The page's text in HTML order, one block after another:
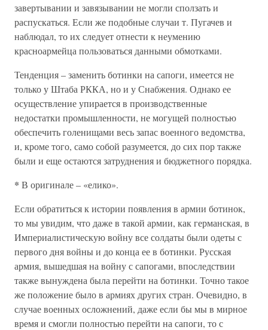
завертывании и завязывании не могли сползать и
распускаться. Если же подобные случаи т. Пугачев и
наблюдал, то их следует отнести к неумению
красноармейца пользоваться данными обмотками.
Тенденция – заменить ботинки на сапоги, имеется не
только у Штаба РККА, но и у Снабжения. Однако ее
осуществление упирается в производственные
недостатки промышленности, не могущей полностью
обеспечить голенищами весь запас военного ведомства,
и, кроме того, само собой разумеется, до сих пор также
были и еще остаются затруднения и бюджетного порядка.
* В оригинале – «елико».
Если обратиться к истории появления в армии ботинок,
то мы увидим, что даже в такой армии, как германская, в
Империалистическую войну все солдаты были одеты с
первого дня войны и до конца ее в ботинки. Русская
армия, вышедшая на войну с сапогами, впоследствии
также вынуждена была перейти на ботинки. Точно такое
же положение было в армиях других стран. Очевидно, в
случае военных осложнений, даже если бы мы в мирное
время и смогли полностью перейти на сапоги, то с